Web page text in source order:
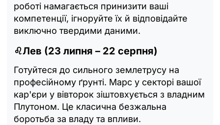
роботі намагається принизити ваші
компетенції, ігноруйте їх й відповідайте
виключно твердими даними.
♌Лев (23 липня – 22 серпня)
Готуйтеся до сильного землетрусу на
професійному ґрунті. Марс у секторі вашої
кар'єри у вівторок зіштовхується з владним
Плутоном. Це класична безжальна
боротьба за владу та впливи.